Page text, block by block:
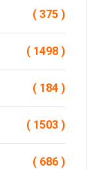
( 375 )
( 1498 )
( 184 )
( 1503 )
( 686 )